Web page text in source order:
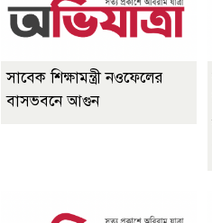
সাবেক শিক্ষামন্ত্রী নওফেলের
বাসভবনে আগুন